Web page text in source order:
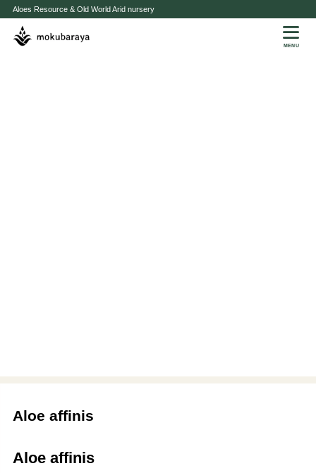
Aloes Resource & Old World Arid nursery
MENU
Aloe affinis
Aloe affinis